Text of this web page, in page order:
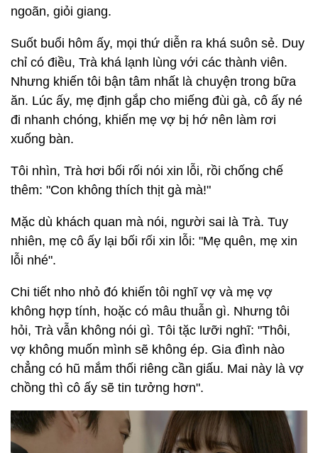
ngoãn, giỏi giang.
Suốt buổi hôm ấy, mọi thứ diễn ra khá suôn sẻ. Duy
chỉ có điều, Trà khá lạnh lùng với các thành viên.
Nhưng khiến tôi bận tâm nhất là chuyện trong bữa
ăn. Lúc ấy, mẹ định gắp cho miếng đùi gà, cô ấy né
đi nhanh chóng, khiến mẹ vợ bị hớ nên làm rơi
xuống bàn.
Tôi nhìn, Trà hơi bối rối nói xin lỗi, rồi chống chế
thêm: "Con không thích thịt gà mà!"
Mặc dù khách quan mà nói, người sai là Trà. Tuy
nhiên, mẹ cô ấy lại bối rối xin lỗi: "Mẹ quên, mẹ xin
lỗi nhé".
Chi tiết nho nhỏ đó khiến tôi nghĩ vợ và mẹ vợ
không hợp tính, hoặc có mâu thuẫn gì. Nhưng tôi
hỏi, Trà vẫn không nói gì. Tôi tặc lưỡi nghĩ: "Thôi,
vợ không muốn mình sẽ không ép. Gia đình nào
chẳng có hũ mắm thối riêng cần giấu. Mai này là vợ
chồng thì cô ấy sẽ tin tưởng hơn".